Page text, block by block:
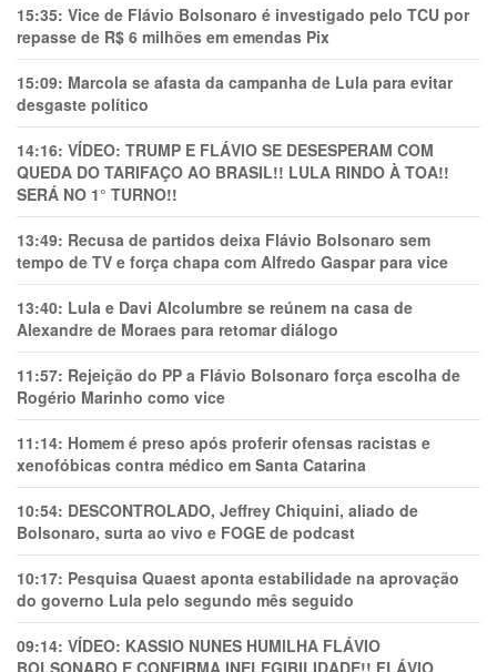
15:35: Vice de Flávio Bolsonaro é investigado pelo TCU por
repasse de R$ 6 milhões em emendas Pix
15:09: Marcola se afasta da campanha de Lula para evitar
desgaste político
14:16: VÍDEO: TRUMP E FLÁVIO SE DESESPERAM COM
QUEDA DO TARIFAÇO AO BRASIL!! LULA RINDO À TOA!!
SERÁ NO 1° TURNO!!
13:49: Recusa de partidos deixa Flávio Bolsonaro sem
tempo de TV e força chapa com Alfredo Gaspar para vice
13:40: Lula e Davi Alcolumbre se reúnem na casa de
Alexandre de Moraes para retomar diálogo
11:57: Rejeição do PP a Flávio Bolsonaro força escolha de
Rogério Marinho como vice
11:14: Homem é preso após proferir ofensas racistas e
xenofóbicas contra médico em Santa Catarina
10:54: DESCONTROLADO, Jeffrey Chiquini, aliado de
Bolsonaro, surta ao vivo e FOGE de podcast
10:17: Pesquisa Quaest aponta estabilidade na aprovação
do governo Lula pelo segundo mês seguido
09:14: VÍDEO: KASSIO NUNES HUMlLHA FLÁVIO
BOLSONARO E CONFIRMA INELEGIBILIDADE!! FLÁVIO